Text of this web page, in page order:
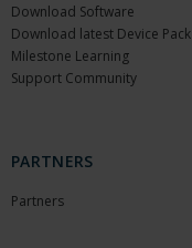
Download Software
Download latest Device Pack
Milestone Learning
Support Community
PARTNERS
Partners